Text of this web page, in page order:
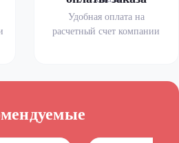
Удобная оплата на
расчетный счет компании